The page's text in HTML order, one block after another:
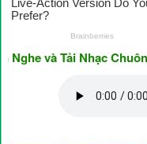
và Tải Nhạc Chuông